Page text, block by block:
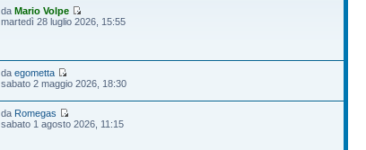
daMario Volpe
martedì 28 luglio 2026, 15:55
daegometta
sabato 2 maggio 2026, 18:30
da Romegas
sabato 1 agosto 2026, 11:15